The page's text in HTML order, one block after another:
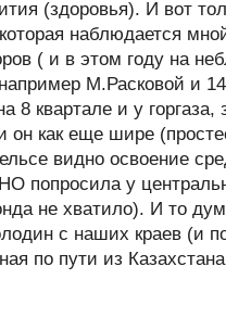
(здоровья). И вот
наблюдается
( и в этом году на
М.Расковой и
8 квартале и у
он как еще шире
видно освоение
у
не хватило). И то
с наших краев (и
по пути из